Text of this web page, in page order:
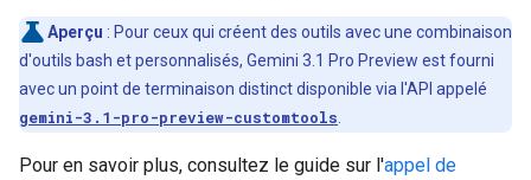
Aperçu : Pour ceux qui créent des outils avec une combinaison
d'outils bash et personnalisés, Gemini 3.1 Pro Preview est fourni
avec un point de terminaison distinct disponible via l'API appelé
gemini-3.1-pro-preview-customtools
Pour en savoir plus, consultez le guide sur l'appel de